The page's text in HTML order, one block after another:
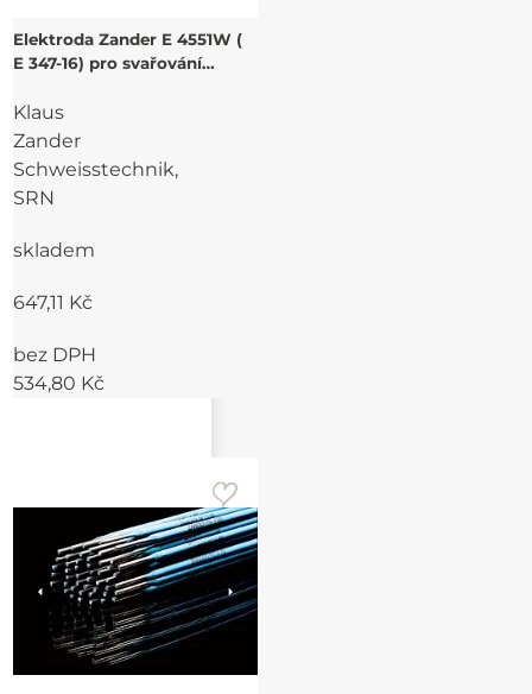
Elektroda Zander E 4551W (
E 347-16) pro svařování
Klaus
Zander
Schweisstechnik,
SRN
skladem
647,11 Kč
bez DPH
534,80 Kč